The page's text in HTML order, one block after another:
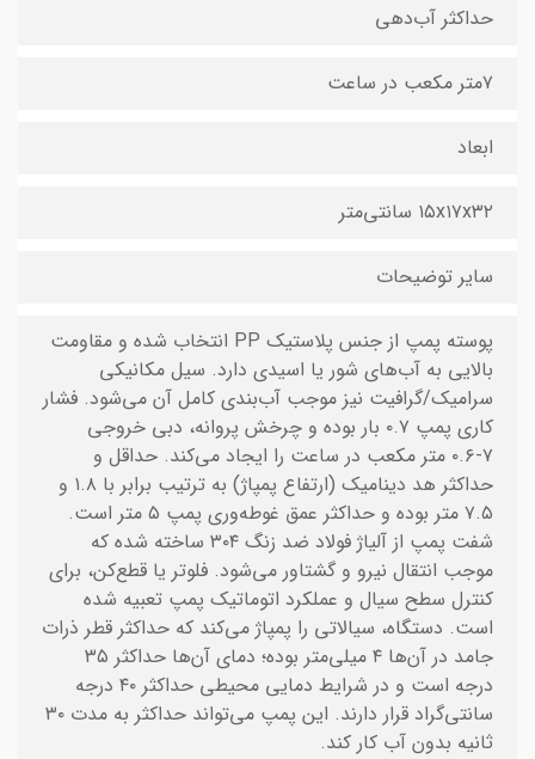
حداکثر آب‌دهی
۷متر مکعب در ساعت
ابعاد
۱۵x۱۷x۳۲ سانتی‌متر
سایر توضیحات
پوسته پمپ از جنس پلاستیک PP انتخاب شده و مقاومت
بالایی به آب‌های شور یا اسیدی دارد. سیل مکانیکی
سرامیک/گرافیت نیز موجب آب‌بندی کامل آن می‌شود. فشار
کاری پمپ ۰.۷ بار بوده و چرخش پروانه، دبی خروجی
۷-۰.۶ متر مکعب در ساعت را ایجاد می‌کند. حداقل و
حداکثر هد دینامیک (ارتفاع پمپاژ) به ترتیب برابر با ۱.۸ و
۷.۵ متر بوده و حداکثر عمق غوطه‌وری پمپ ۵ متر است.
شفت پمپ از آلیاژ فولاد ضد زنگ ۳۰۴ ساخته شده که
موجب انتقال نیرو و گشتاور می‌شود. فلوتر یا قطع‌کن، برای
کنترل سطح سیال و عملکرد اتوماتیک پمپ تعبیه شده
است. دستگاه، سیالاتی را پمپاژ می‌کند که حداکثر قطر ذرات
جامد در آن‌ها ۴ میلی‌متر بوده؛ دمای آن‌ها حداکثر ۳۵
درجه است و در شرایط دمایی محیطی حداکثر ۴۰ درجه
سانتی‌گراد قرار دارند. این پمپ می‌تواند حداکثر به مدت ۳۰
ثانیه بدون آب کار کند.